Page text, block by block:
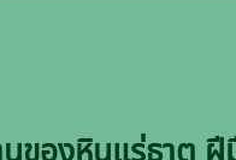
ของหินแร่ธาตุ